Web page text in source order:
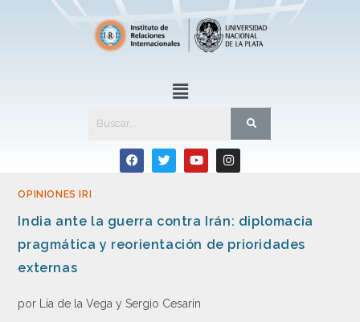
OPINIONES IRI
India ante la guerra contra Irán: diplomacia
pragmática y reorientación de prioridades
externas
por Lía de la Vega y Sergio Cesarín